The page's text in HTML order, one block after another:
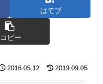
はてブ
コピー
2016.05.12 2019.09.05